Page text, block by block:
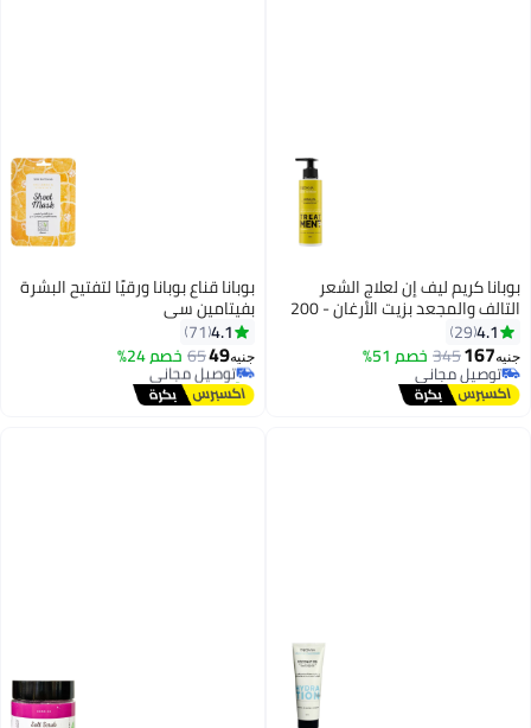
بوبانا كريم ليف إن لعلاج الشعر
التالف والمجعد بزيت الأرغان - 200
مل4.1
29
جنيه167
345 خصم 51%
توصيل مجاني
توصيل مجاني
بوبانا قناع بوبانا ورقيًا لتفتيح البشرة
بفيتامين سي
4.1
71
جنيه49
65 خصم 24%
توصيل مجاني
تم بيع +10 مؤخرًا
توصيل مجاني